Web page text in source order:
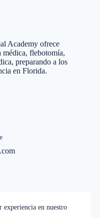
en nuestro
Academy ofrece
médica, flebotomía,
preparando a los
en Florida.
EE.UU.